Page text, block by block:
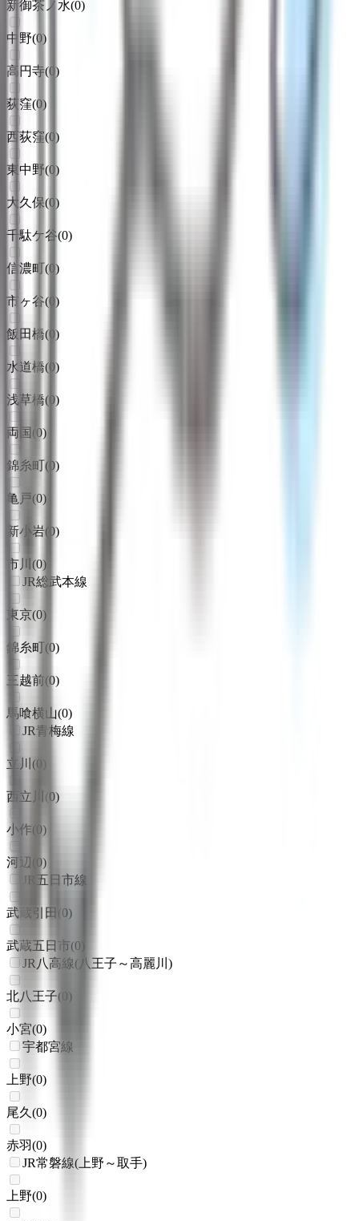
新御茶ノ水(0)
中野(0)
高円寺(0)
荻窪(0)
西荻窪(0)
東中野(0)
大久保(0)
千駄ケ谷(0)
信濃町(0)
市ヶ谷(0 )
飯田橋(0)
水道橋(0)
浅草橋( 0)
両国 (0)
錦糸町(0)
亀戸(0)
新小岩( 0)
市川 (0)
JR総武本線
東京(0)
錦糸町(0)
三越前(0)
馬喰横山(0)
JR青梅線
立川 (0 )
西立川 ( 0)
小作( 0)
河辺 0)
JR五日市線
武蔵引田 0)
武蔵五日市(0
JR八高線(八王子～高麗川)
北八王子( 0)
小宮(0)
宇都宮線
上野(0)
尾久 (0)
赤羽(0)
JR常磐線(上野～取手)
上野(0)